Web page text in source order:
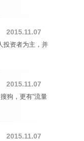
2015.11.07
投资者为主，并
2015.11.07
狗，更有“流量
2015.11.07